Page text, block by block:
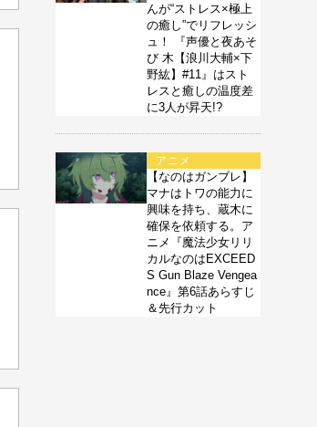
んが“ストレス×極上
の癒し”でリフレッシ
ュ！ 『声優と夜あそ
び 木【浪川大輔×下
野紘】#11』はスト
レスと癒しの温度差
に3人が昇天!?
アニメ
【なのはガンブレ】
マナはトワの能力に
興味を持ち、蔵木に
確保を依頼する。ア
ニメ『魔法少女リリ
カルなのはEXCEED
S Gun Blaze Vengea
nce』第6話あらすじ
＆先行カット